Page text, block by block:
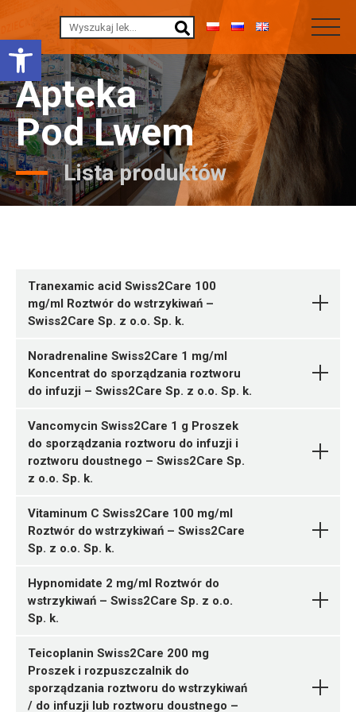
Otwórz pasek narzędzi
Apteka
Pod Lwem
Lista produktów
Tranexamic acid Swiss2Care 100
mg/ml Roztwór do wstrzykiwań –
Swiss2Care Sp. z o.o. Sp. k.
05909991549541 ¦ Rp ¦ 157038
5 ampułek 5 ml
Ulotka
Noradrenaline Swiss2Care 1 mg/ml
Koncentrat do sporządzania roztworu
do infuzji – Swiss2Care Sp. z o.o. Sp. k.
05909991523107 ¦ Lz ¦ 151580
10 ampułek 4 ml
05909991523114 ¦ Lz ¦ 151581
10 ampułek 8 ml
Vancomycin Swiss2Care 1 g Proszek
do sporządzania roztworu do infuzji i
roztworu doustnego – Swiss2Care Sp.
z o.o. Sp. k.
05909991522889 ¦ Lz ¦ 151507
1 fiolka
Vitaminum C Swiss2Care 100 mg/ml
Roztwór do wstrzykiwań – Swiss2Care
Sp. z o.o. Sp. k.
Hypnomidate 2 mg/ml Roztwór do
wstrzykiwań – Swiss2Care Sp. z o.o.
Sp. k.
Teicoplanin Swiss2Care 200 mg
Proszek i rozpuszczalnik do
sporządzania roztworu do wstrzykiwań
/ do infuzji lub roztworu doustnego –